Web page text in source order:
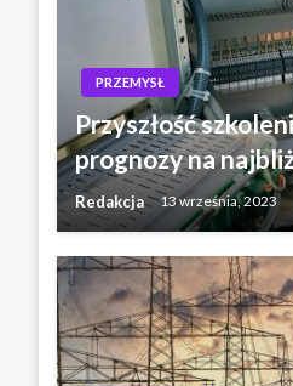
PRZEMYSŁ
Przyszłość
prognozy na
Redakcja 13 września, 2023